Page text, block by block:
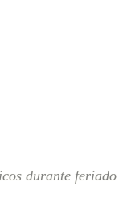
durante feriado